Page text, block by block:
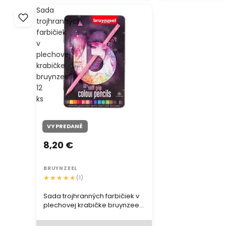
Sada
trojhranných
farbičiek
v
plechovej
krabičke
bruynzeel
12
ks
VYPREDANÉ
Sada trojhranných farbičiek v
plechovej krabičke bruynzeel
8,20 €
BRUYNZEEL
(1)